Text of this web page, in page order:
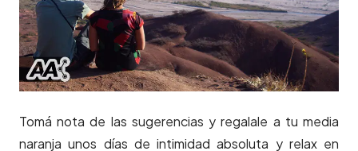
Tomá nota de las sugerencias y regalale a tu media
naranja unos días de intimidad absoluta y relax en